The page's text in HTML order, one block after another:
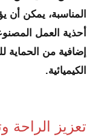
المناسبة، يمكن أن
أحذية العمل
إضافية من الحماية
الكيميائية.
تعزيز الراحة